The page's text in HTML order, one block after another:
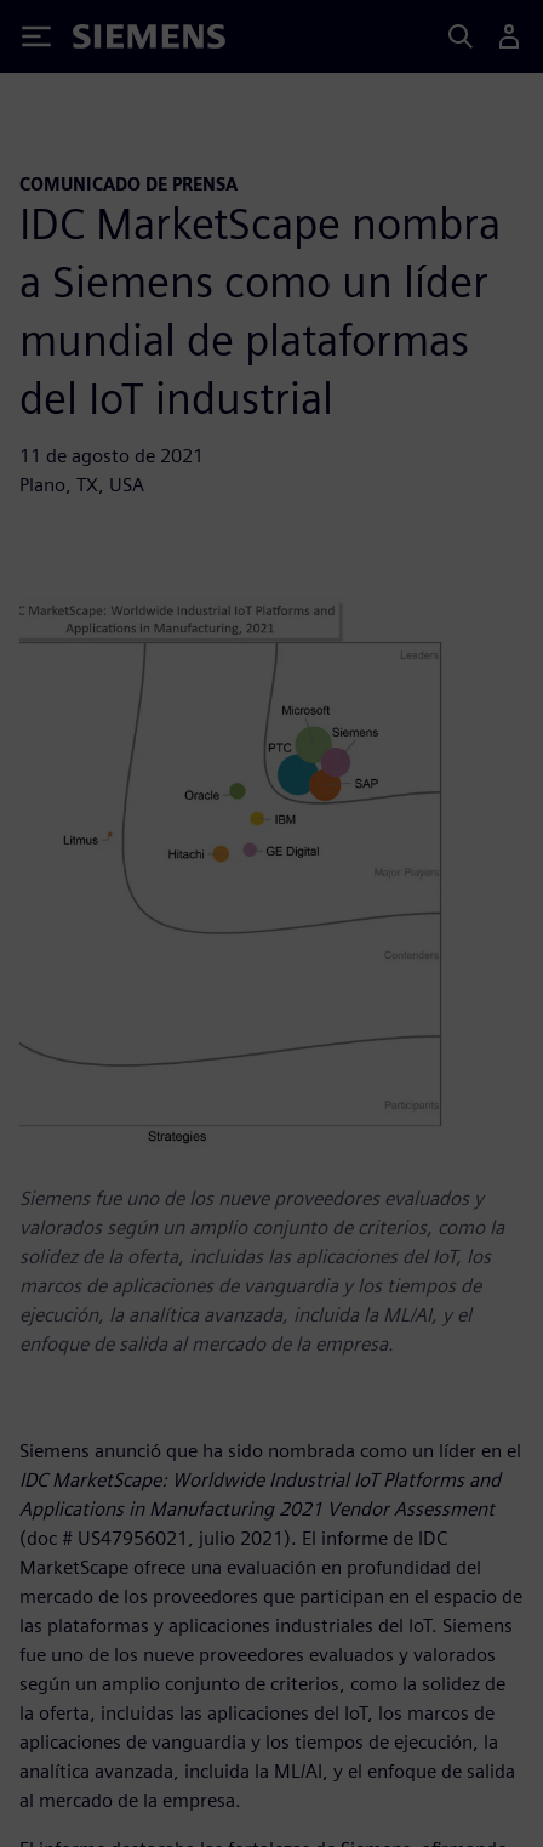
Siemens
COMUNICADO DE PRENSA
IDC MarketScape nombra
a Siemens como un líder
mundial de plataformas
del IoT industrial
11 de agosto de 2021
Plano, TX, USA
Siemens fue uno de los nueve proveedores evaluados y
valorados según un amplio conjunto de criterios, como la
solidez de la oferta, incluidas las aplicaciones del IoT, los
marcos de aplicaciones de vanguardia y los tiempos de
ejecución, la analítica avanzada, incluida la ML/AI, y el
enfoque de salida al mercado de la empresa.
Siemens anunció que ha sido nombrada como un líder en el
IDC MarketScape: Worldwide Industrial IoT Platforms and
Applications in Manufacturing 2021 Vendor Assessment
(doc # US47956021, julio 2021). El informe de IDC
MarketScape ofrece una evaluación en profundidad del
mercado de los proveedores que participan en el espacio de
las plataformas y aplicaciones industriales del IoT. Siemens
fue uno de los nueve proveedores evaluados y valorados
según un amplio conjunto de criterios, como la solidez de
la oferta, incluidas las aplicaciones del IoT, los marcos de
aplicaciones de vanguardia y los tiempos de ejecución, la
analítica avanzada, incluida la ML/AI, y el enfoque de salida
al mercado de la empresa.